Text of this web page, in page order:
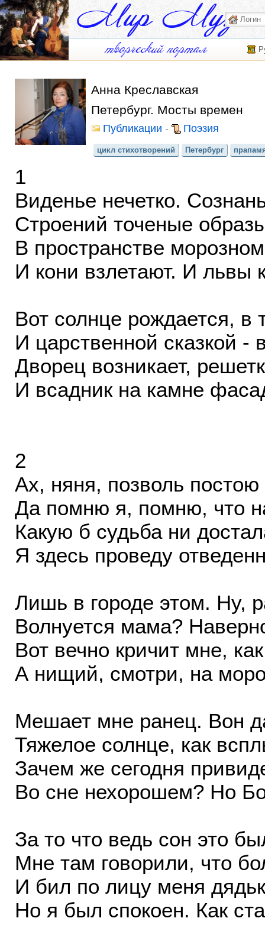
Анна Креславская
Петербург. Мосты времен
Публикации - Поэзия
цикл стихотворений Петербург
1
Виденье нечетко.
Cтроений точеные
В пространстве
И кони взлетают. И львы
Вот солнце рождается, в
И царственной сказкой -
Дворец возникает,
И всадник на камне
2
Ах, няня, позволь
Да помню я, помню, что
Какую б судьба ни
Я здесь проведу
Лишь в городе этом. Ну,
Волнуется мама?
Вот вечно кричит мне,
А нищий, смотри, на
Мешает мне ранец. Вон
Тяжелое солнце, как
Зачем же сегодня
Во сне нехорошем? Но
За то что ведь сон это
Мне там говорили, что
И бил по лицу меня
Но я был спокоен. Как